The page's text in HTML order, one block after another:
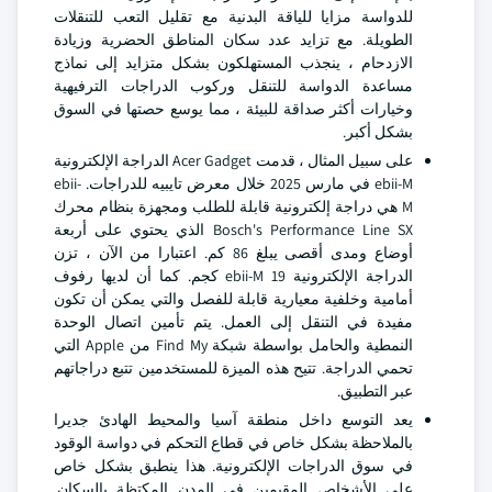
للدواسة مزايا للياقة البدنية مع تقليل التعب للتنقلات
الطويلة. مع تزايد عدد سكان المناطق الحضرية وزيادة
الازدحام ، ينجذب المستهلكون بشكل متزايد إلى نماذج
مساعدة الدواسة للتنقل وركوب الدراجات الترفيهية
وخيارات أكثر صداقة للبيئة ، مما يوسع حصتها في السوق
بشكل أكبر.
على سبيل المثال ، قدمت Acer Gadget الدراجة الإلكترونية
ebii-M في مارس 2025 خلال معرض تايبيه للدراجات. ebii-
M هي دراجة إلكترونية قابلة للطلب ومجهزة بنظام محرك
Bosch's Performance Line SX الذي يحتوي على أربعة
أوضاع ومدى أقصى يبلغ 86 كم. اعتبارا من الآن ، تزن
الدراجة الإلكترونية ebii-M 19 كجم. كما أن لديها رفوف
أمامية وخلفية معيارية قابلة للفصل والتي يمكن أن تكون
مفيدة في التنقل إلى العمل. يتم تأمين اتصال الوحدة
النمطية والحامل بواسطة شبكة Find My من Apple التي
تحمي الدراجة. تتيح هذه الميزة للمستخدمين تتبع دراجاتهم
عبر التطبيق.
يعد التوسع داخل منطقة آسيا والمحيط الهادئ جديرا
بالملاحظة بشكل خاص في قطاع التحكم في دواسة الوقود
في سوق الدراجات الإلكترونية. هذا ينطبق بشكل خاص